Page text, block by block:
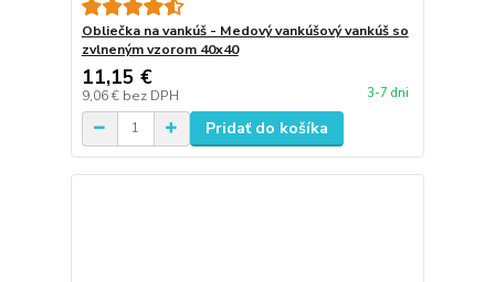
Obliečka na vankúš - Medový vankúšový vankúš so
zvlneným vzorom 40x40
11,15 €
9,06 € bez DPH 3-7 dni
Pridať do košíka